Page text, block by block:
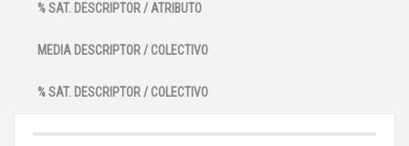
% SAT. DESCRIPTOR / ATRIBUTO
MEDIA DESCRIPTOR / COLECTIVO
% SAT. DESCRIPTOR / COLECTIVO